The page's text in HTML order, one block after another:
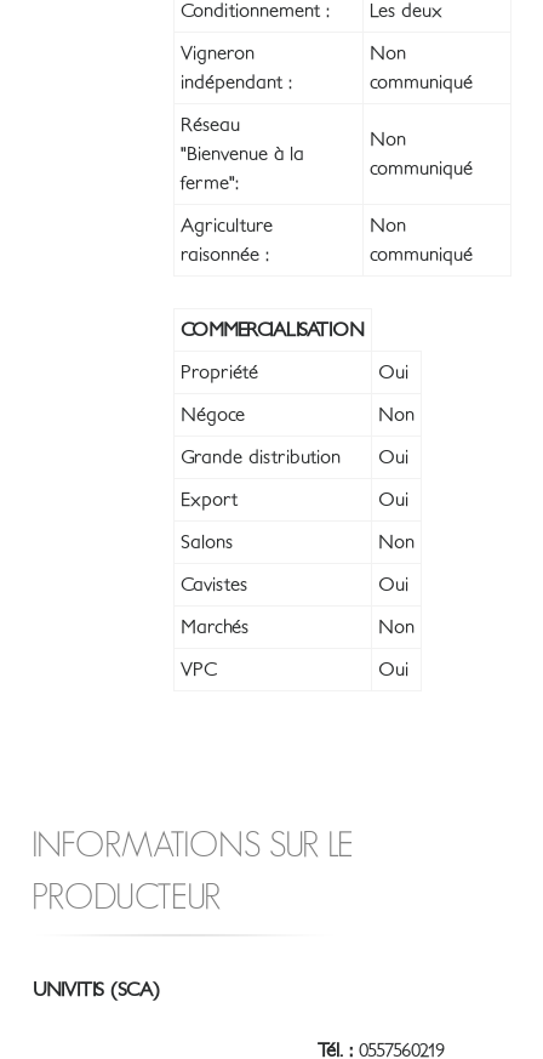
Conditionnement : Les deux
Vigneron
indépendant :
Non
communiqué
Réseau
"Bienvenue à la
ferme":
Non
communiqué
Agriculture
raisonnée :
Non
communiqué
COMMERCIALISATION
Propriété Oui
Négoce Non
Grande distribution Oui
Export Oui
Salons Non
Cavistes Oui
Marchés Non
VPC Oui
INFORMATIONS SUR LE
PRODUCTEUR
UNIVITIS (SCA)
Tél. : 0557560219